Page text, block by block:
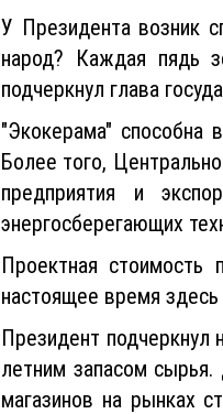
У Президента возник
народ? Каждая пядь
подчеркнул глава
"Экокерама" способна
Более того,
предприятия и
энергосберегающих
Проектная
настоящее время здесь
Президент подчеркнул
летним запасом
магазинов на рынках